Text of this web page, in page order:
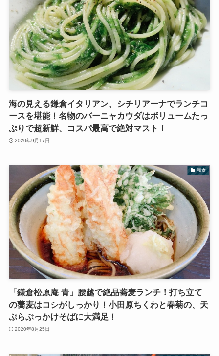
海の見える鎌倉イタリアン、シチリアーナでランチコ
ースを堪能！名物のバーニャカウダはボリュームたっ
ぷりで超新鮮、コスパ最高で絶対マスト！
2020年9月17日
和食
「鎌倉松原庵 青」腰越で絶品蕎麦ランチ！打ち立て
の蕎麦はコシがしっかり！小田原ちくわと春菊の、天
ぷらぶっかけそばに大満足！
2020年8月25日